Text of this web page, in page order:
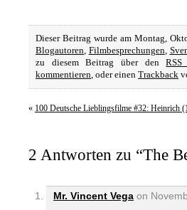
Dieser Beitrag wurde am Montag,
Blogautoren, Filmbesprechungen,
zu diesem Beitrag über den
kommentieren, oder einen Trackback
« 100 Deutsche Lieblingsfilme #32: Heinrich
2 Antworten zu “The
Mr. Vincent Vega on